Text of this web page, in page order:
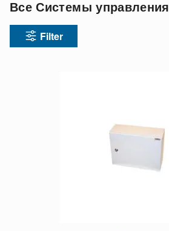
Все Системы управления
Filter